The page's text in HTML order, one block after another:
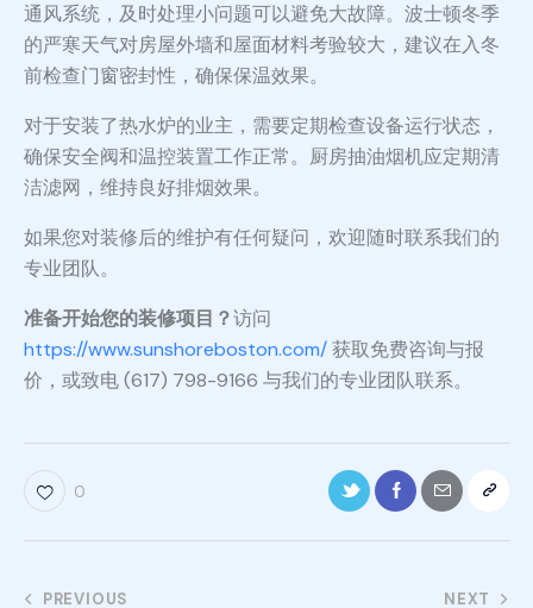
通风系统，及时处理小问题可以避免大故障。波士顿冬季
的严寒天气对房屋外墙和屋面材料考验较大，建议在入冬
前检查门窗密封性，确保保温效果。
对于安装了热水炉的业主，需要定期检查设备运行状态，
确保安全阀和温控装置工作正常。厨房抽油烟机应定期清
洁滤网，维持良好排烟效果。
如果您对装修后的维护有任何疑问，欢迎随时联系我们的
专业团队。
准备开始您的装修项目？访问
https://www.sunshoreboston.com/获取免费咨询与报
价，或致电 (617) 798-9166 与我们的专业团队联系。
0
PREVIOUS NEXT